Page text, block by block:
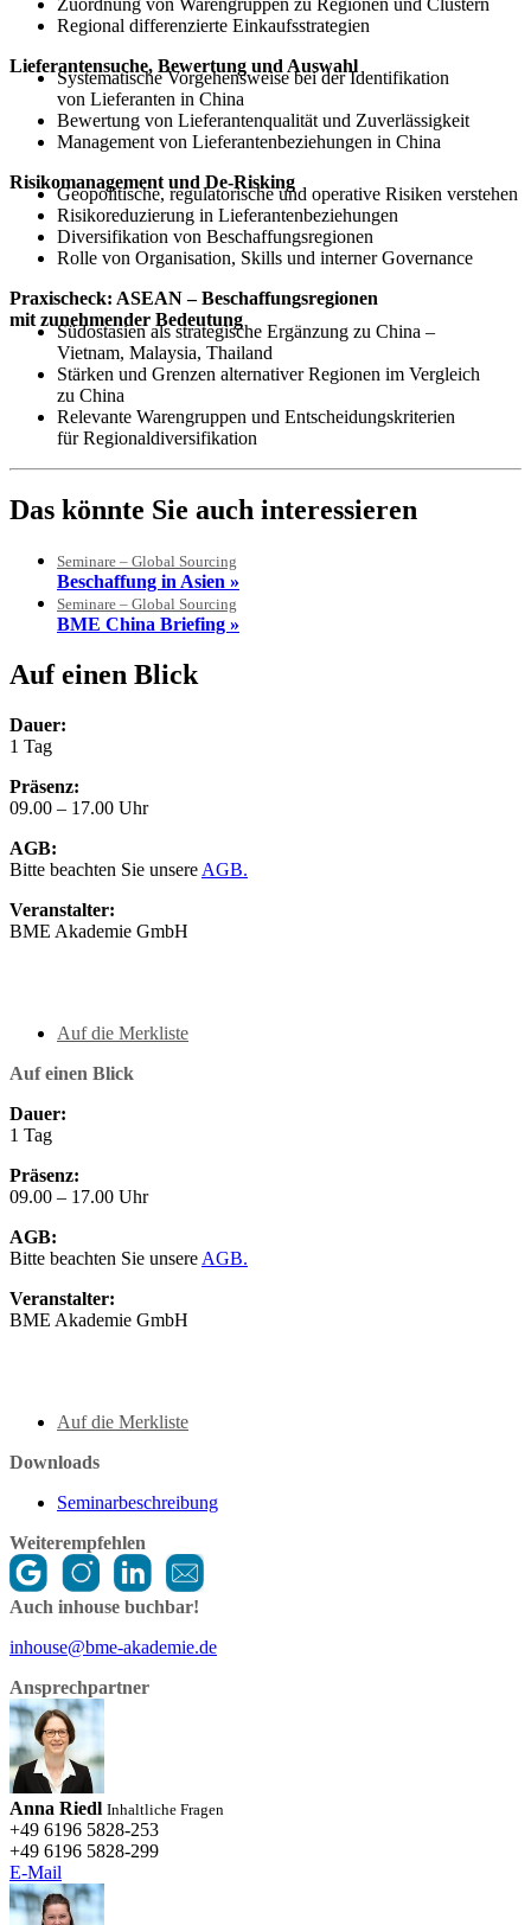
Zuordnung von Warengruppen zu Regionen und Clustern
Regional differenzierte Einkaufsstrategien
Lieferantensuche, Bewertung und Auswahl
Systematische Vorgehensweise bei der Identifikation
von Lieferanten in China
Bewertung von Lieferantenqualität und Zuverlässigkeit
Management von Lieferantenbeziehungen in China
Risikomanagement und De-Risking
Geopolitische, regulatorische und operative Risiken verstehen
Risikoreduzierung in Lieferantenbeziehungen
Diversifikation von Beschaffungsregionen
Rolle von Organisation, Skills und interner Governance
Praxischeck: ASEAN – Beschaffungsregionen
mit zunehmender Bedeutung
Südostasien als strategische Ergänzung zu China –
Vietnam, Malaysia, Thailand
Stärken und Grenzen alternativer Regionen im Vergleich
zu China
Relevante Warengruppen und Entscheidungskriterien
für Regionaldiversifikation
Das könnte Sie auch interessieren
Seminare – Global Sourcing
Beschaffung in Asien »
Seminare – Global Sourcing
BME China Briefing »
Auf einen Blick
Dauer:
1 Tag
Präsenz:
09.00 – 17.00 Uhr
AGB:
Bitte beachten Sie unsere AGB.
Veranstalter:
BME Akademie GmbH
Auf die Merkliste
Auf einen Blick
Dauer:
1 Tag
Präsenz:
09.00 – 17.00 Uhr
AGB:
Bitte beachten Sie unsere AGB.
Veranstalter:
BME Akademie GmbH
Auf die Merkliste
Downloads
Seminarbeschreibung
Weiterempfehlen
Auch inhouse buchbar!
inhouse@bme-akademie.de
Ansprechpartner
Anna Riedl Inhaltliche Fragen
+49 6196 5828-253
+49 6196 5828-299
E-Mail